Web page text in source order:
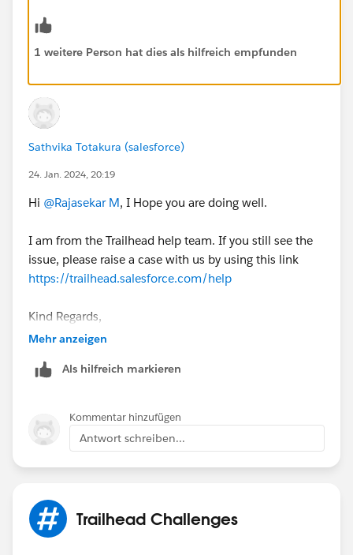
1 weitere Person hat dies als hilfreich empfunden
Sathvika Totakura (salesforce)
24. Jan. 2024, 20:19
Hi @Rajasekar M, I Hope you are doing well.
I am from the Trailhead help team. If you still see the
issue, please raise a case with us by using this link
https://trailhead.salesforce.com/help
Kind Regards,
Sathvika T
Mehr anzeigen
Als hilfreich markieren
Kommentar hinzufügen
Antwort schreiben...
Trailhead Challenges